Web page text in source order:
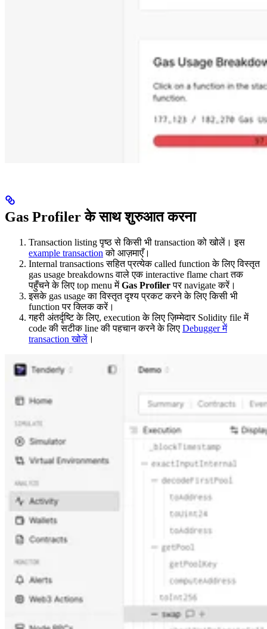
Gas Profiler के साथ शुरुआत करना
Transaction listing पृष्ठ से किसी भी transaction को खोलें। इस
example transaction को आज़माएँ।
Internal transactions सहित प्रत्येक called function के लिए विस्तृत
gas usage breakdowns वाले एक interactive flame chart तक
पहुँचने के लिए top menu मेंGas Profilerपर navigate करें।
इसके gas usage का विस्तृत दृश्य प्रकट करने के लिए किसी भी
function पर क्लिक करें।
गहरी अंतर्दृष्टि के लिए, execution के लिए ज़िम्मेदार Solidity file में
code की सटीक line की पहचान करने के लिए Debugger में
transaction खोलें ।